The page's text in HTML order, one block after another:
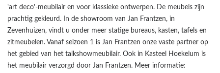
'art deco'-meubilair en voor klassieke ontwerpen. De meubels zijn
prachtig gekleurd. In de showroom van Jan Frantzen, in
Zevenhuizen, vindt u onder meer statige bureaus, kasten, tafels en
zitmeubelen. Vanaf seizoen 1 is Jan Frantzen onze vaste partner op
het gebied van het talkshowmeubilair. Ook in Kasteel Hoekelum is
het meubilair verzorgd door Jan Frantzen. Meer informatie: